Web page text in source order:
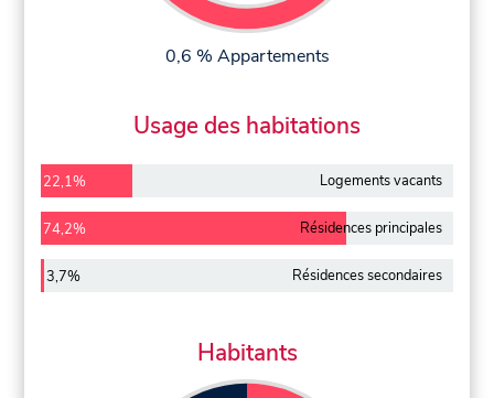
0,6 % Appartements
Usage des habitations
22,1% Logements vacants
74,2% Résidences principales
3,7% Résidences secondaires
Habitants